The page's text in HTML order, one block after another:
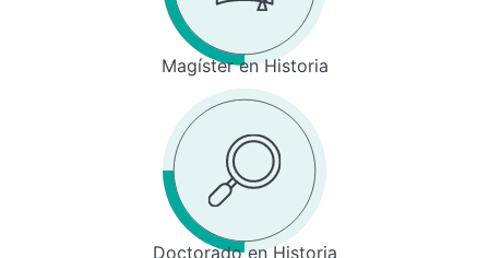
Magíster en Historia
Doctorado en Historia